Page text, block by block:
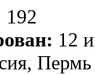
192
12
Пермь